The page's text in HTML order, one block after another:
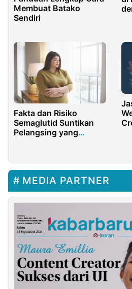
Membuat Batako
Sendiri
Fakta dan Risiko
Semaglutid Suntikan
Pelangsing yang
MEDIA PARTNER